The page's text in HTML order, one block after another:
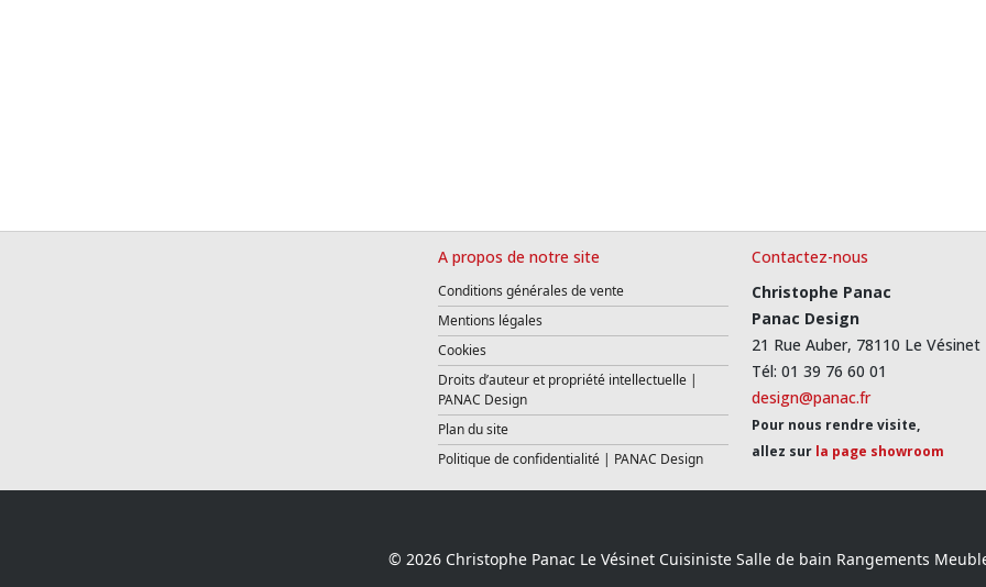
A propos de notre site
Conditions générales de vente
Mentions légales
Cookies
Droits d’auteur et propriété intellectuelle |
PANAC Design
Plan du site
Politique de confidentialité | PANAC Design
Contactez-nous
Christophe Panac
Panac Design
21 Rue Auber, 78110 Le Vésinet
Tél: 01 39 76 60 01
design@panac.fr
Pour nous rendre visite,
allez sur la page showroom
© 2026 Christophe Panac Le Vésinet Cuisiniste Salle de bain Rangements